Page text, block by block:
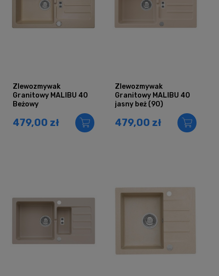
Zlewozmywak
Granitowy MALIBU 40
Beżowy
479,00 zł
Zlewozmywak
Granitowy MALIBU 40
jasny beż (90)
479,00 zł